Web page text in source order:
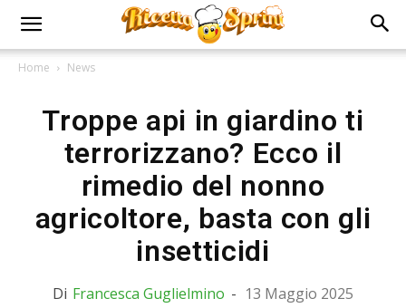
Home News
Troppe api in giardino ti
terrorizzano? Ecco il
rimedio del nonno
agricoltore, basta con gli
insetticidi
Di Francesca Guglielmino - 13 Maggio 2025